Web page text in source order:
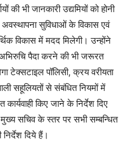
की भी जानकारी उद्यमियों को होनी
अवस्थापना सुविधाओं के विकास एवं
विकास में मदद मिलेगी। उन्होंने
अभिरुचि पैदा करने की भी जरूरत
टेक्सटाइल पॉलिसी, क्रय वरीयता
सहूलियतों से संबंधित नियमों में
किए जाने के निर्देश दिए
मुख्य सचिव के स्तर पर सभी सम्बन्धित
दिये हैं।